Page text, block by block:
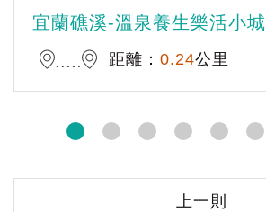
宜蘭礁溪-溫泉養生樂活小城
距離： 0.24公里
上一則